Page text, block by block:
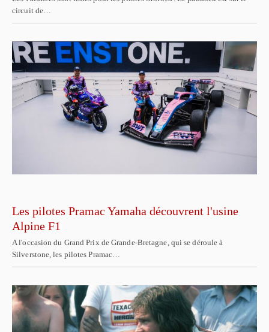
circuit de…
Les pilotes Pramac Yamaha découvrent l'usine
Alpine F1
A l'occasion du Grand Prix de Grande-Bretagne, qui se déroule à
Silverstone, les pilotes Pramac…